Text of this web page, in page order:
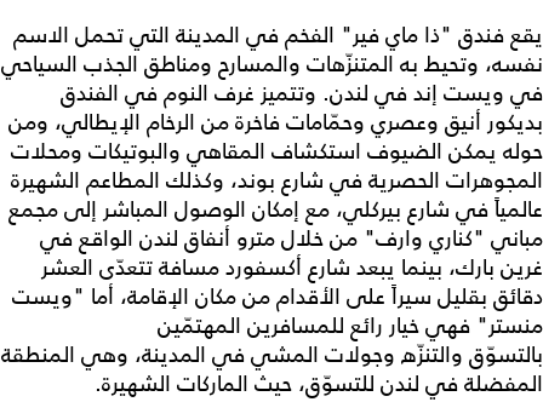
يقع فندق "ذا ماي فير" الفخم في المدينة التي تحمل الاسم
نفسه، وتحيط به المتنزّهات والمسارح ومناطق الجذب السياحي
في ويست إند في لندن. وتتميز غرف النوم في الفندق
بديكور أنيق وعصري وحمّامات فاخرة من الرخام الإيطالي، ومن
حوله يمكن الضيوف استكشاف المقاهي والبوتيكات ومحلات
المجوهرات الحصرية في شارع بوند، وكذلك المطاعم الشهيرة
عالمياً في شارع بيركلي، مع إمكان الوصول المباشر إلى مجمع
مباني "كناري وارف" من خلال مترو أنفاق لندن الواقع في
غرين بارك، بينما يبعد شارع أكسفورد مسافة تتعدّى العشر
دقائق بقليل سيراً على الأقدام من مكان الإقامة، أما "ويست
منستر" فهي خيار رائع للمسافرين المهتمّين
بالتسوّق والتنزّه وجولات المشي في المدينة، وهي المنطقة
المفضلة في لندن للتسوّق، حيث الماركات الشهيرة.